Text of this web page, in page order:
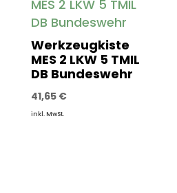
Werkzeugkiste
MES 2 LKW 5 TMIL
DB Bundeswehr
41,65 €
inkl. MwSt.